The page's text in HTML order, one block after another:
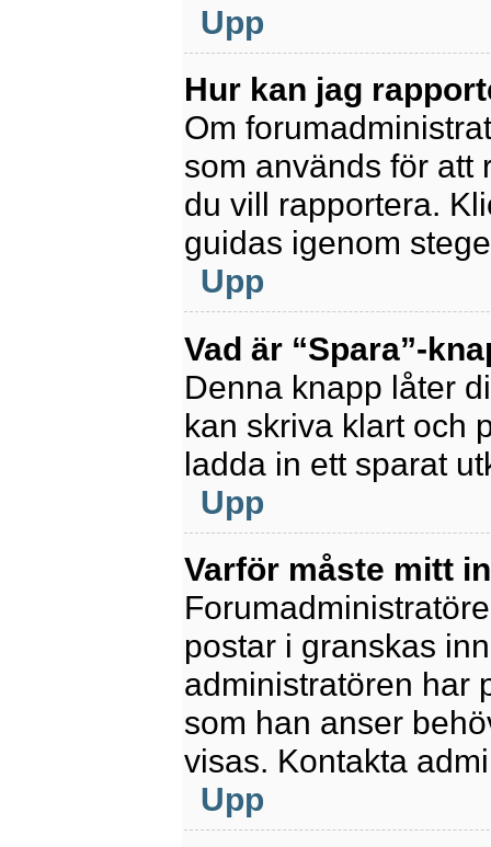
Upp
Hur kan jag
Om
som används för att
du vill rapportera.
guidas igenom
Upp
Vad är “Spara”-
Denna knapp låter
kan skriva klart och
ladda in ett sparat
Upp
Varför måste mitt
postar i granskas
administratören har
som han anser
visas. Kontakta
Upp